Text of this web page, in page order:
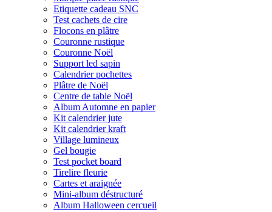
Etiquette cadeau SNC
Test cachets de cire
Flocons en plâtre
Couronne rustique
Couronne Noël
Support led sapin
Calendrier pochettes
Plâtre de Noël
Centre de table Noël
Album Automne en papier
Kit calendrier jute
Kit calendrier kraft
Village lumineux
Gel bougie
Test pocket board
Tirelire fleurie
Cartes et araignée
Mini-album déstructuré
Album Halloween cercueil